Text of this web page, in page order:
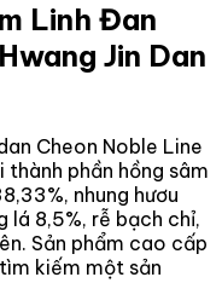
Linh Đan
Jin Dan
Cheon Noble Line
phần hồng sâm
nhung hươu
lá 8,5%, rễ bạch chỉ,
Sản phẩm cao cấp
kiếm một sản